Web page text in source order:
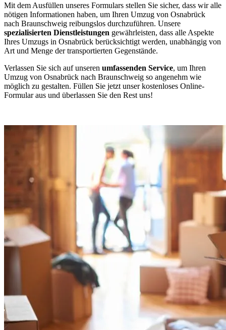
Mit dem Ausfüllen unseres Formulars stellen Sie sicher, dass wir alle
nötigen Informationen haben, um Ihren Umzug von Osnabrück
nach Braunschweig reibungslos durchzuführen. Unsere
spezialisierten Dienstleistungen gewährleisten, dass alle Aspekte
Ihres Umzugs in Osnabrück berücksichtigt werden, unabhängig von
Art und Menge der transportierten Gegenstände.
Verlassen Sie sich auf unseren umfassenden Service, um Ihren
Umzug von Osnabrück nach Braunschweig so angenehm wie
möglich zu gestalten. Füllen Sie jetzt unser kostenloses Online-
Formular aus und überlassen Sie den Rest uns!